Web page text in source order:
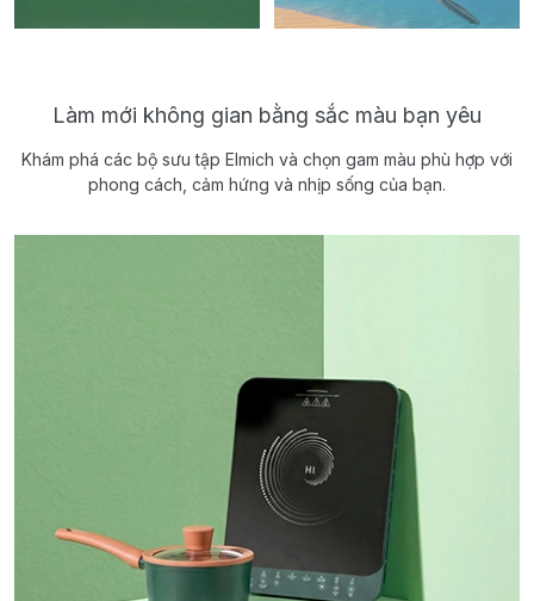
Làm mới không gian bằng sắc màu bạn yêu
Khám phá các bộ sưu tập Elmich và chọn gam màu phù hợp với
phong cách, cảm hứng và nhịp sống của bạn.